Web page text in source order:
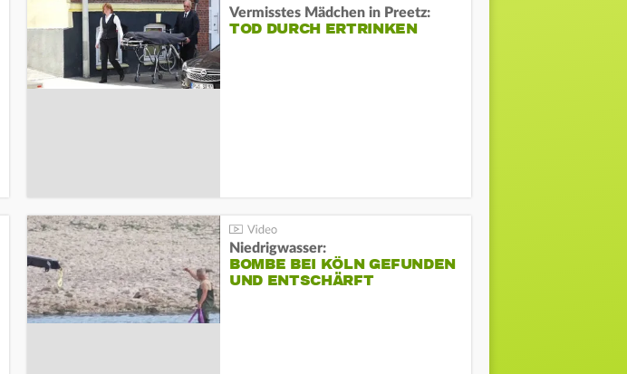
Vermisstes Mädchen in Preetz:
TOD DURCH ERTRINKEN
Niedrigwasser:
BOMBE BEI KÖLN GEFUNDEN
UND ENTSCHÄRFT